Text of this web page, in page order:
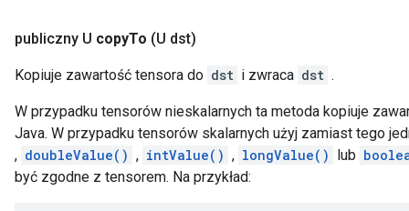
publiczny U copyTo (U dst)
Kopiuje zawartość tensora do dst i zwraca dst .
W przypadku tensorów nieskalarnych ta metoda kopiuje
Java. W przypadku tensorów skalarnych użyj zamiast tego
, doubleValue() , intValue() , longValue() lub
być zgodne z tensorem. Na przykład: